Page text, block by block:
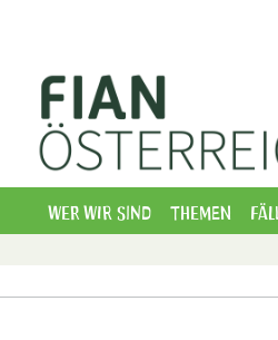
Wer wir sind Themen